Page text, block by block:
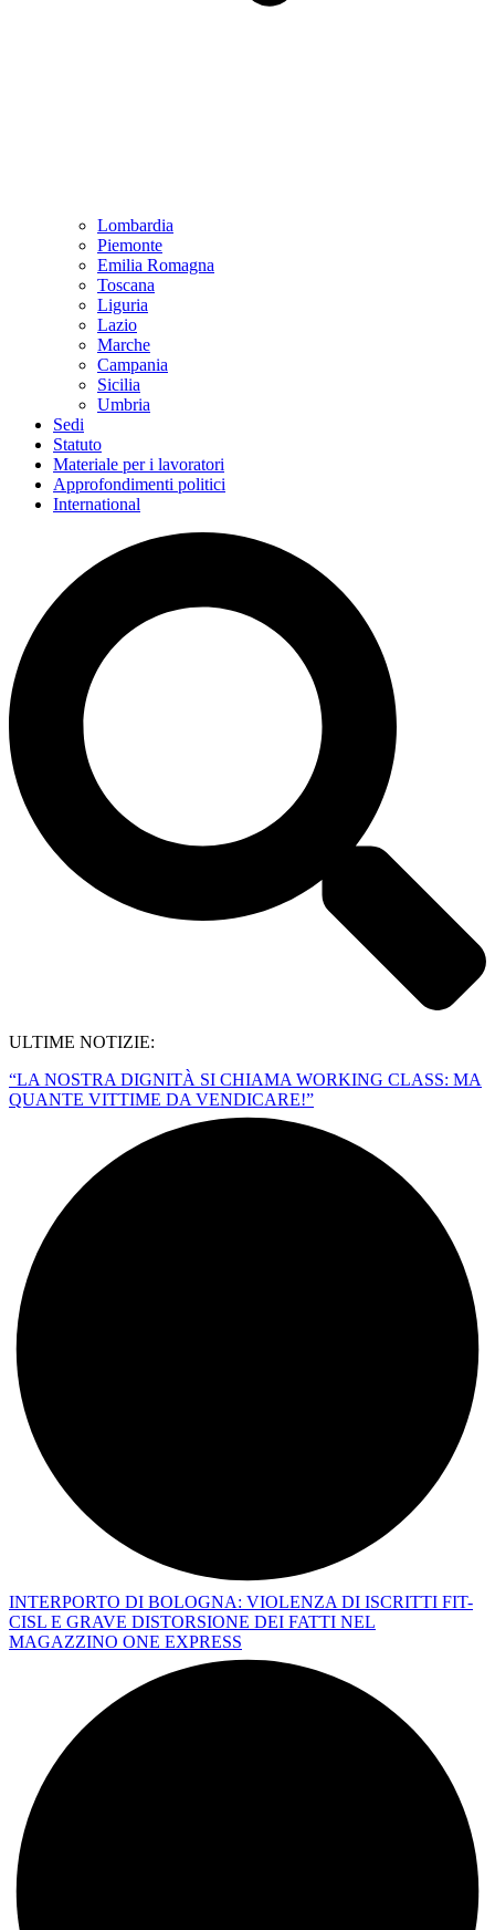
Lombardia
Piemonte
Emilia Romagna
Toscana
Liguria
Lazio
Marche
Campania
Sicilia
Umbria
Sedi
Statuto
Materiale per i lavoratori
Approfondimenti politici
International
ULTIME NOTIZIE:
“LA NOSTRA DIGNITÀ SI CHIAMA WORKING CLASS: MA
QUANTE VITTIME DA VENDICARE!”
INTERPORTO DI BOLOGNA: VIOLENZA DI ISCRITTI FIT-
CISL E GRAVE DISTORSIONE DEI FATTI NEL
MAGAZZINO ONE EXPRESS